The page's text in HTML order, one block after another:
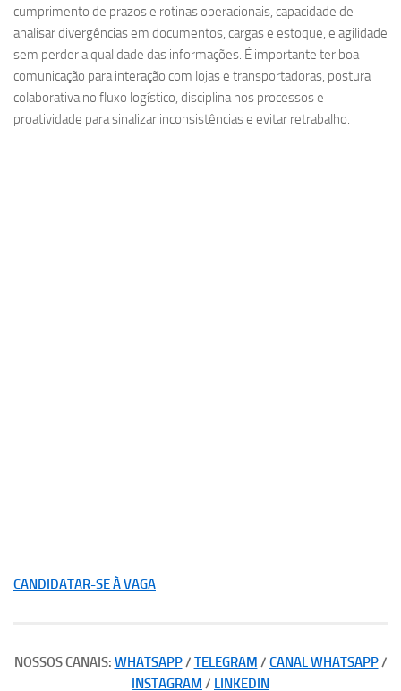
cumprimento de prazos e rotinas operacionais, capacidade de
analisar divergências em documentos, cargas e estoque, e agilidade
sem perder a qualidade das informações. É importante ter boa
comunicação para interação com lojas e transportadoras, postura
colaborativa no fluxo logístico, disciplina nos processos e
proatividade para sinalizar inconsistências e evitar retrabalho.
CANDIDATAR-SE À VAGA
NOSSOS CANAIS: WHATSAPP/ TELEGRAM / CANAL WHATSAPP/
INSTAGRAM / LINKEDIN